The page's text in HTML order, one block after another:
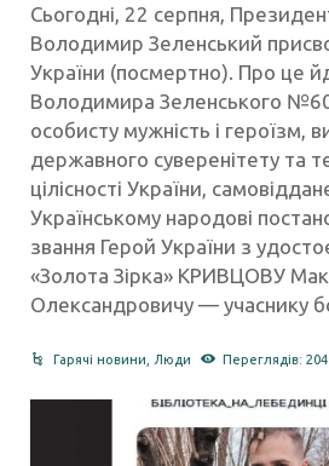
Сьогодні, 22 серпня,
Володимир Зеленський
України (посмертно). Про це
Володимира Зеленського
особисту мужність і героїзм,
державного суверенітету та
цілісності України,
Українському народові
звання Герой України з
«Золота Зірка» КРИВЦОВУ
Олександровичу — учаснику
Гарячі новини Люди Переглядів: 204